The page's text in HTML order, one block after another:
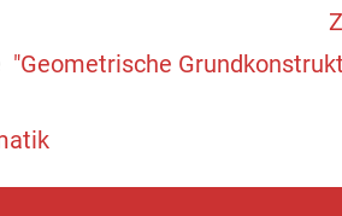
"Geometrische